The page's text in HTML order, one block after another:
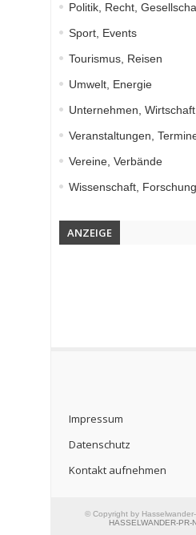
Politik, Recht,
Sport, Events
Tourismus, Reisen
Umwelt, Energie
Unternehmen,
Veranstaltungen,
Vereine, Verbände
Wissenschaft,
ANZEIGE
Impressum
Datenschutz
Kontakt aufnehmen
© Copyright by
HASSELWANDER-PR-